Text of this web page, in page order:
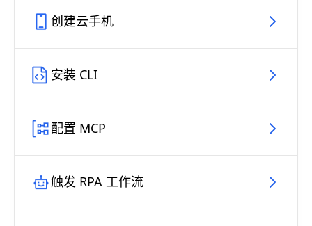
创建云手机
安装 CLI
配置 MCP
触发 RPA 工作流